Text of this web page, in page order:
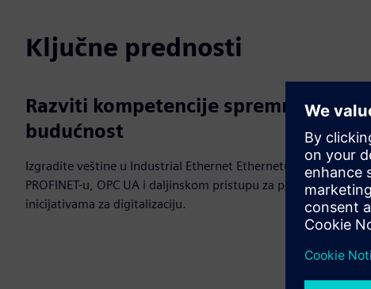
Ključne prednosti
Razviti kompetencije spremne za
budućnost
Izgradite veštine u Industrial Ethernet Ethernetu,
PROFINET-u, OPC UA i daljinskom pristupu za podršku
inicijativama za digitalizaciju.